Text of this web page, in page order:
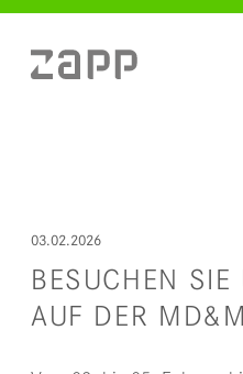
03.02.2026
BESUCHEN SIE
AUF DER